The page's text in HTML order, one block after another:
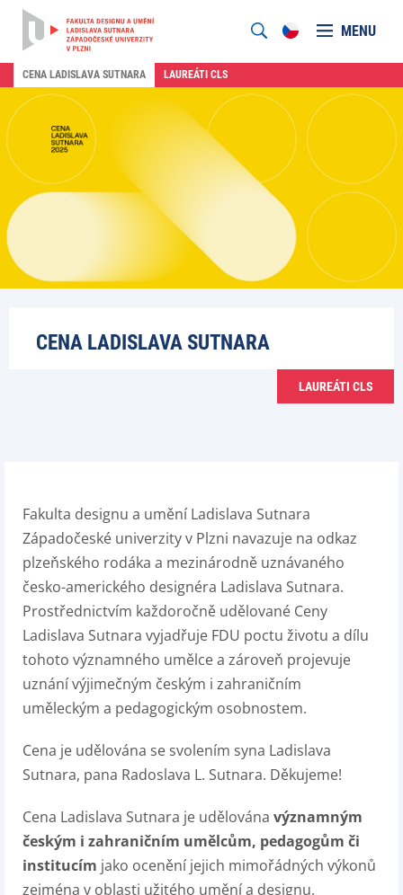
MENU
CENA LADISLAVA SUTNARA LAUREÁTI CLS
CENA LADISLAVA SUTNARA
LAUREÁTI CLS
Fakulta designu a umění Ladislava Sutnara
Západočeské univerzity v Plzni navazuje na odkaz
plzeňského rodáka a mezinárodně uznávaného
česko-amerického designéra Ladislava Sutnara.
Prostřednictvím každoročně udělované Ceny
Ladislava Sutnara vyjadřuje FDU poctu životu a dílu
tohoto významného umělce a zároveň projevuje
uznání výjimečným českým i zahraničním
uměleckým a pedagogickým osobnostem.
Cena je udělována se svolením syna Ladislava
Sutnara, pana Radoslava L. Sutnara. Děkujeme!
Cena Ladislava Sutnara je udělována významným
českým i zahraničním umělcům, pedagogům či
institucím jako ocenění jejich mimořádných výkonů
zejména v oblasti užitého umění a designu.